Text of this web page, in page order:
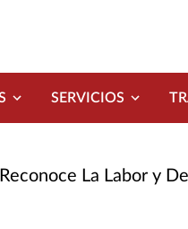
SERVICIOS
y Dedicación de 19